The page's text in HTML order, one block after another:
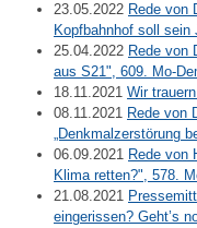
23.05.2022 Rede von
Kopfbahnhof soll sein
25.04.2022 Rede von
aus S21", 609. Mo-
18.11.2021 Wir
08.11.2021 Rede von
„Denkmalzerstörung
06.09.2021 Rede von
Klima retten?", 578.
21.08.2021
eingerissen? Geht’s